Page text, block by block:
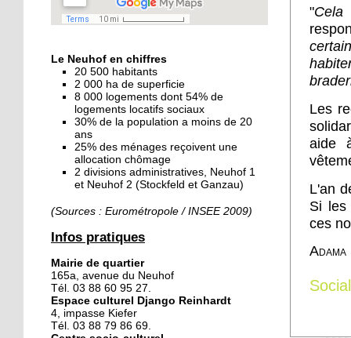
16 octobre 2018
ciel ouvert »
16 octobre 2018
Un vécu de poids
15 octobre 2018
Difracto : devenir un pro
avec Django
Le vrac s'invite au Neuhof
11 octobre 2018
Le Neuhof en chiffres
20 500 habitants
2 000 ha de superficie
8 000 logements dont 54% de
logements locatifs sociaux
30% de la population a moins de 20
ans
25% des ménages reçoivent une
allocation chômage
2 divisions administratives, Neuhof 1
et Neuhof 2 (Stockfeld et Ganzau)
(Sources : Eurométropole / INSEE 2009)
Infos pratiques
Mairie de quartier
165a, avenue du Neuhof
Tél. 03 88 60 95 27.
Espace culturel Django Reinhardt
4, impasse Kiefer
Tél. 03 88 79 86 69.
"
Les
aide
L'an
Si les
ces
Social